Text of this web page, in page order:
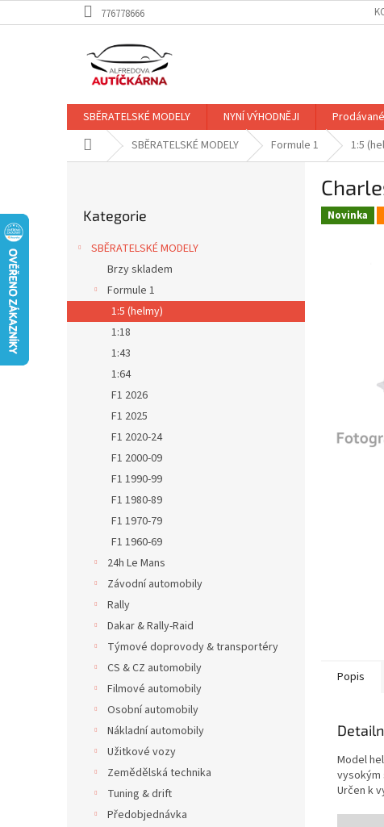
na
776778666
SBĚRATELSKÉ MODELY NYNÍ VÝHODNĚJI
Domů SBĚRATELSKÉ MODELY Formule 1 1:5
kategorie
Kategorie
SBĚRATELSKÉ MODELY
Brzy skladem
Formule 1
1:5 (helmy)
1:18
1:43
1:64
F1 2026
F1 2025
F1 2020-24
F1 2000-09
F1 1990-99
F1 1980-89
F1 1970-79
F1 1960-69
24h Le Mans
Závodní automobily
Rally
Dakar & Rally-Raid
Týmové doprovody & transportéry
CS & CZ automobily
Filmové automobily
Osobní automobily
Nákladní automobily
Užitkové vozy
Zemědělská technika
Tuning & drift
Předobjednávka
Novinka
Popis
Model
vysokým
Určen k